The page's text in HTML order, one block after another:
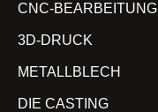
CNC-BEARBEITUNG
3D-DRUCK
METALLBLECH
DIE CASTING